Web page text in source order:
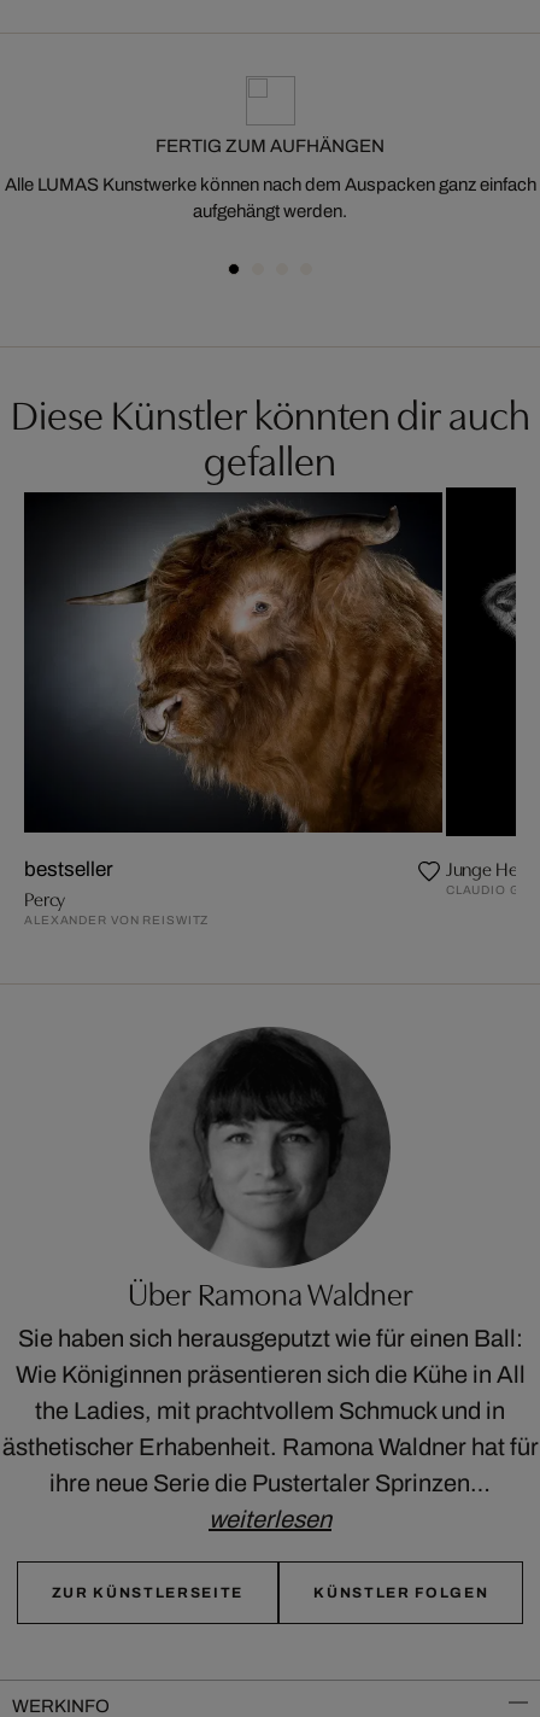
FERTIG ZUM AUFHÄNGEN
Alle LUMAS Kunstwerke können nach dem Auspacken ganz einfach
aufgehängt werden.
Diese Künstler könnten dir auch
gefallen
bestseller
Percy
ALEXANDER VON REISWITZ
Junge
CLAUDIO
Über Ramona Waldner
Sie haben sich herausgeputzt wie für einen Ball:
Wie Königinnen präsentieren sich die Kühe in All
the Ladies, mit prachtvollem Schmuck und in
ästhetischer Erhabenheit. Ramona Waldner hat für
ihre neue Serie die Pustertaler Sprinzen…
weiterlesen
ZUR KÜNSTLERSEITE KÜNSTLER FOLGEN
WERKINFO